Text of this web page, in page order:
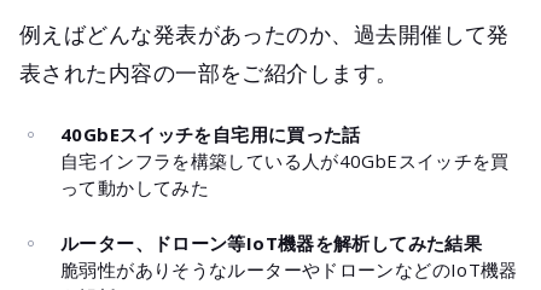
例えばどんな発表があったのか、過去開催して発
表された内容の一部をご紹介します。
40GbEスイッチを自宅用に買った話
自宅インフラを構築している人が40GbEスイッチを買
って動かしてみた
ルーター、ドローン等IoT機器を解析してみた結果
脆弱性がありそうなルーターやドローンなどのIoT機器